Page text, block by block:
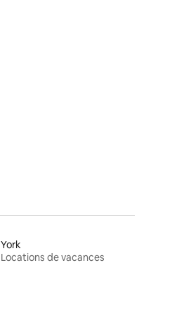
York
Locations de vacances